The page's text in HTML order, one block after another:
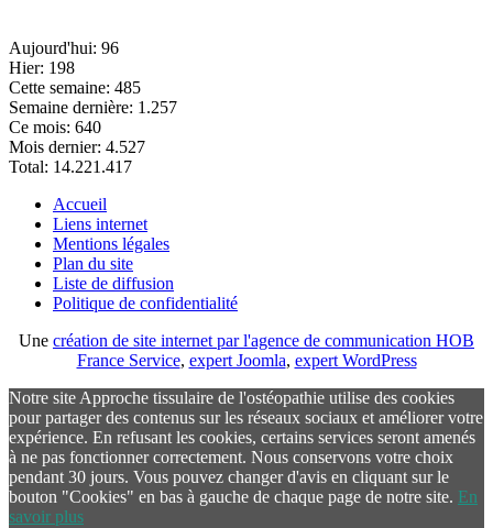
Aujourd'hui: 96
Hier: 198
Cette semaine: 485
Semaine dernière: 1.257
Ce mois: 640
Mois dernier: 4.527
Total: 14.221.417
Accueil
Liens internet
Mentions légales
Plan du site
Liste de diffusion
Politique de confidentialité
Une création de site internet par l'agence de communication HOB
France Service, expert Joomla, expert WordPress
Notre site Approche tissulaire de l'ostéopathie utilise des cookies
pour partager des contenus sur les réseaux sociaux et améliorer votre
expérience. En refusant les cookies, certains services seront amenés
à ne pas fonctionner correctement. Nous conservons votre choix
pendant 30 jours. Vous pouvez changer d'avis en cliquant sur le
bouton "Cookies" en bas à gauche de chaque page de notre site. En
savoir plus